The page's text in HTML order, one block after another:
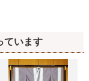
ています